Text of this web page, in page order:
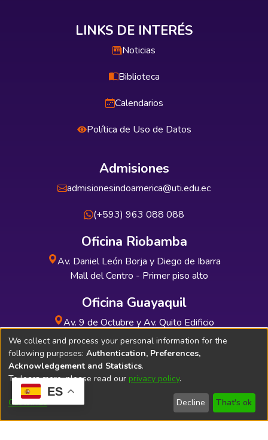
ES
LINKS DE INTERÉS
Noticias
Biblioteca
Calendarios
Política de Uso de Datos
Admisiones
admisionesindoamerica@uti.edu.ec
(+593) 963 088 088
Oficina Riobamba
Av. Daniel León Borja y Diego de Ibarra
Mall del Centro - Primer piso alto
Oficina Guayaquil
Av. 9 de Octubre y Av. Quito Edificio
INDUAUTO - Planta baja
Soporte Técnico Bibliolatino.com
We collect and process your personal information for the
following purposes: Authentication, Preferences,
Acknowledgement and Statistics.
To learn more, please read our privacy policy.
Customize Decline That's ok